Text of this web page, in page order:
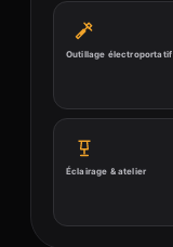
Outillage électroportatif
Éclairage & atelier